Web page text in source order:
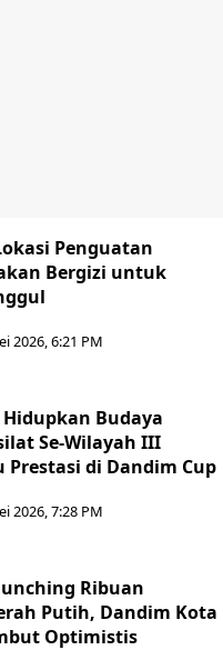
Penguatan
Bergizi untuk
2026, 6:21 PM
Hidupkan Budaya
Se-Wilayah III
Prestasi di Dandim Cup
2026, 7:28 PM
Ribuan
Putih, Dandim Kota
Optimistis